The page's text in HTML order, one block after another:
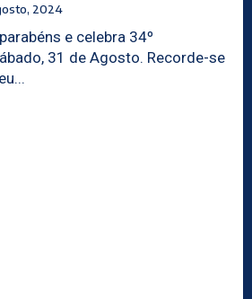
2024
e celebra 34º
31 de Agosto. Recorde-se